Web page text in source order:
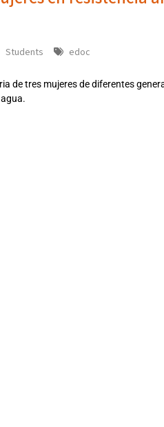
Students edoc
de tres mujeres de diferentes